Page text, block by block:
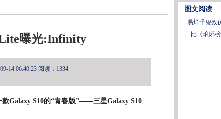
曝光:Infinity
14 06:40:23 阅读：1334
款Galaxy S10的“青春版”——三星Galaxy S10
图文阅读
易烊千玺效
比《琅琊